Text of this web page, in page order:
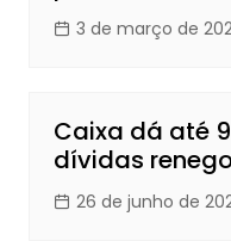
3 de março de
Caixa dá até
dívidas
26 de junho de